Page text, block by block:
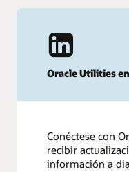
Oracle Utilities
Conéctese con
recibir
información a